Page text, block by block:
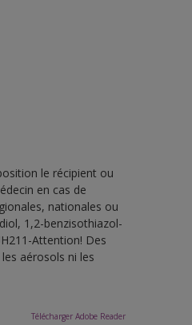
le récipient ou
en cas de
nationales ou
1,2-benzisothiazol-
Attention! Des
aérosols ni les
Télécharger Adobe Reader